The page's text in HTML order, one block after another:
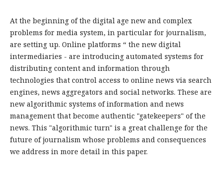
At the beginning of the digital age new and complex
problems for media system, in particular for journalism,
are setting up. Online platforms “ the new digital
intermediaries - are introducing automated systems for
distributing content and information through
technologies that control access to online news via search
engines, news aggregators and social networks. These are
new algorithmic systems of information and news
management that become authentic "gatekeepers" of the
news. This "algorithmic turn" is a great challenge for the
future of journalism whose problems and consequences
we address in more detail in this paper.